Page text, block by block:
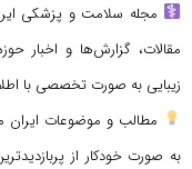
مجله سلامت و پزشکی
مقالات، گزارش‌ها و اخبار
زیبایی به صورت تخصصی با
مطالب و موضوعات ایران
به صورت خودکار از